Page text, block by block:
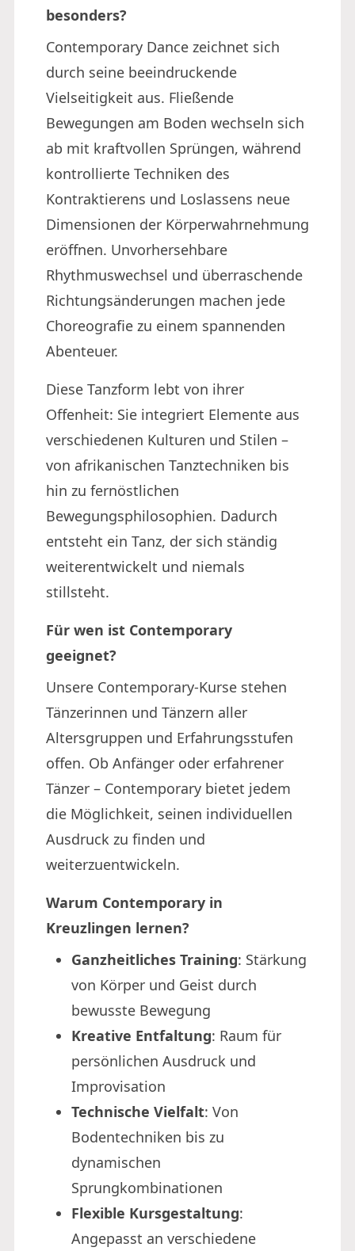
besonders?
Contemporary Dance zeichnet sich
durch seine beeindruckende
Vielseitigkeit aus. Fließende
Bewegungen am Boden wechseln sich
ab mit kraftvollen Sprüngen, während
kontrollierte Techniken des
Kontraktierens und Loslassens neue
Dimensionen der Körperwahrnehmung
eröffnen. Unvorhersehbare
Rhythmuswechsel und überraschende
Richtungsänderungen machen jede
Choreografie zu einem spannenden
Abenteuer.
Diese Tanzform lebt von ihrer
Offenheit: Sie integriert Elemente aus
verschiedenen Kulturen und Stilen –
von afrikanischen Tanztechniken bis
hin zu fernöstlichen
Bewegungsphilosophien. Dadurch
entsteht ein Tanz, der sich ständig
weiterentwickelt und niemals
stillsteht.
Für wen ist Contemporary
geeignet?
Unsere Contemporary-Kurse stehen
Tänzerinnen und Tänzern aller
Altersgruppen und Erfahrungsstufen
offen. Ob Anfänger oder erfahrener
Tänzer – Contemporary bietet jedem
die Möglichkeit, seinen individuellen
Ausdruck zu finden und
weiterzuentwickeln.
Warum Contemporary in
Kreuzlingen lernen?
Ganzheitliches Training: Stärkung
von Körper und Geist durch
bewusste Bewegung
Kreative Entfaltung: Raum für
persönlichen Ausdruck und
Improvisation
Technische Vielfalt: Von
Bodentechniken bis zu
dynamischen
Sprungkombinationen
Flexible Kursgestaltung:
Angepasst an verschiedene